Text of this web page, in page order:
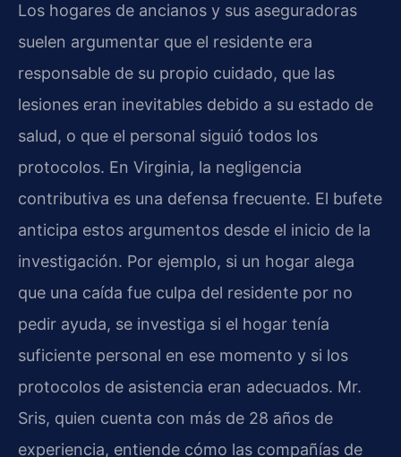
Los hogares de ancianos y sus aseguradoras
suelen argumentar que el residente era
responsable de su propio cuidado, que las
lesiones eran inevitables debido a su estado de
salud, o que el personal siguió todos los
protocolos. En Virginia, la negligencia
contributiva es una defensa frecuente. El bufete
anticipa estos argumentos desde el inicio de la
investigación. Por ejemplo, si un hogar alega
que una caída fue culpa del residente por no
pedir ayuda, se investiga si el hogar tenía
suficiente personal en ese momento y si los
protocolos de asistencia eran adecuados. Mr.
Sris, quien cuenta con más de 28 años de
experiencia, entiende cómo las compañías de